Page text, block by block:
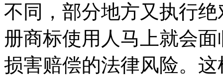
不同，部分地方又执行
册商标使用人马上就会
损害赔偿的法律风险。